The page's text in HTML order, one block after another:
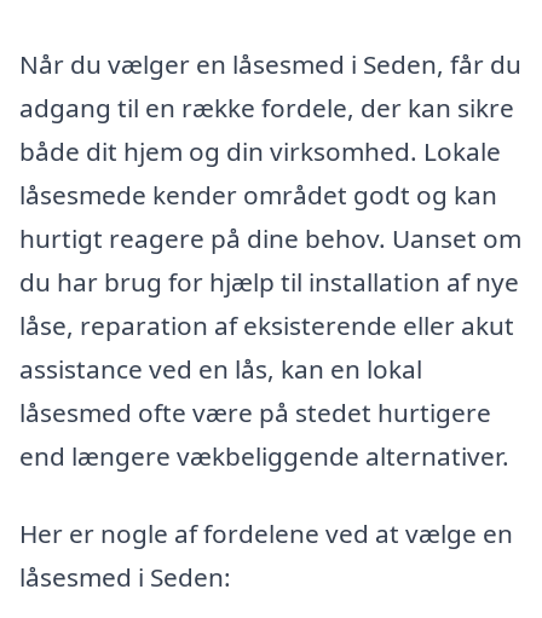
Når du vælger en låsesmed i Seden, får du
adgang til en række fordele, der kan sikre
både dit hjem og din virksomhed. Lokale
låsesmede kender området godt og kan
hurtigt reagere på dine behov. Uanset om
du har brug for hjælp til installation af nye
låse, reparation af eksisterende eller akut
assistance ved en lås, kan en lokal
låsesmed ofte være på stedet hurtigere
end længere vækbeliggende alternativer.
Her er nogle af fordelene ved at vælge en
låsesmed i Seden: